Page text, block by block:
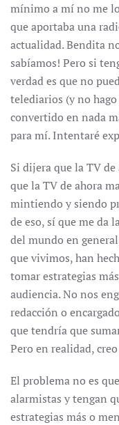
mínimo a mí no me
que aportaba una
actualidad. Bendita
sabíamos! Pero si
verdad es que no
telediarios (y no
convertido en nada
para mí. Intentaré
Si dijera que la TV
que la TV de ahora
mintiendo y siendo
de eso, sí que me da
del mundo en
que vivimos, han
tomar estrategias
audiencia. No nos
redacción o
que tendría que
Pero en realidad,
El problema no es
alarmistas y tengan
estrategias más o